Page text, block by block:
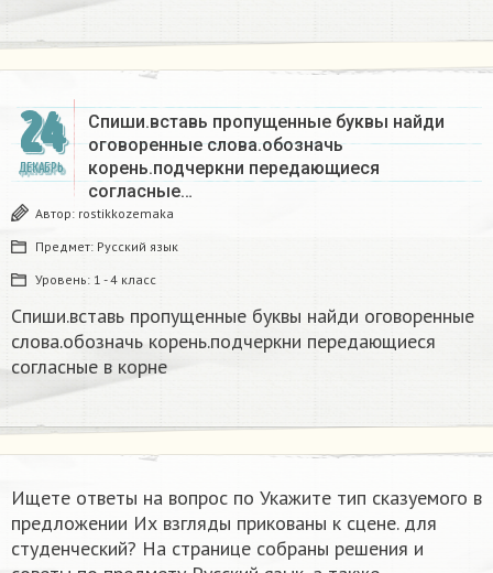
24
ДЕКАБРЬ
Спиши.вставь пропущенные буквы найди
оговоренные слова.обозначь
корень.подчеркни передающиеся
согласные…
Автор: rostikkozemaka
Предмет: Русский язык
Уровень: 1 - 4 класс
Спиши.вставь пропущенные буквы найди оговоренные
слова.обозначь корень.подчеркни передающиеся
согласные в корне
Ищете ответы на вопрос по Укажите тип сказуемого в
предложении Их взгляды прикованы к сцене. для
студенческий? На странице собраны решения и